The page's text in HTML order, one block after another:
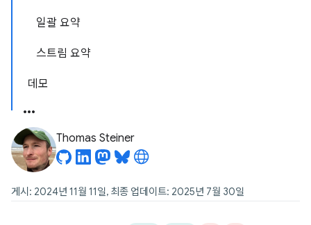
일괄 요약
스트림 요약
데모
Thomas Steiner
게시: 2024년 11월 11일, 최종 업데이트: 2025년 7월 30일